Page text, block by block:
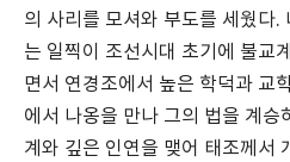
의 사리를 모셔와 부도를 세웠다.
는 일찍이 조선시대 초기에 불교
면서 연경조에서 높은 학덕과 교
에서 나옹을 만나 그의 법을 계승
계와 깊은 인연을 맺어 태조께서